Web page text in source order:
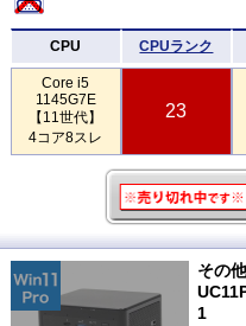
CPU CPUランク
Core i5
1145G7E
【11世代】
4コア8スレ
23
その
1